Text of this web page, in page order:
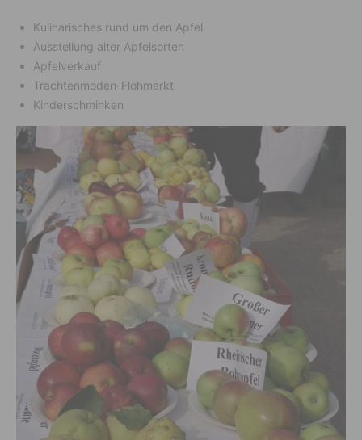
Kulinarisches rund um den Apfel
Ausstellung alter Apfelsorten
Apfelverkauf
Trachtenmoden-Flohmarkt
Kinderschminken